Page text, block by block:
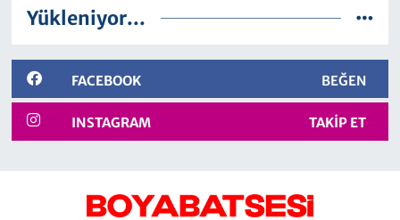
Yükleniyor...
FACEBOOK BEĞEN
INSTAGRAM TAKIP ET